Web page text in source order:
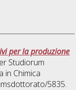
per la produzione
Studiorum
in Chimica
5835.